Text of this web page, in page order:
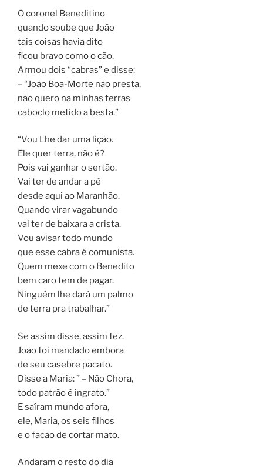
O coronel Beneditino
quando soube que João
tais coisas havia dito
ficou bravo como o cão.
Armou dois “cabras” e disse:
– “João Boa-Morte não presta,
não quero na minhas terras
caboclo metido a besta.”
“Vou Lhe dar uma lição.
Ele quer terra, não é?
Pois vai ganhar o sertão.
Vai ter de andar a pé
desde aqui ao Maranhão.
Quando virar vagabundo
vai ter de baixara a crista.
Vou avisar todo mundo
que esse cabra é comunista.
Quem mexe com o Benedito
bem caro tem de pagar.
Ninguém lhe dará um palmo
de terra pra trabalhar.”
Se assim disse, assim fez.
João foi mandado embora
de seu casebre pacato.
Disse a Maria: ” – Não Chora,
todo patrão é ingrato.”
E saíram mundo afora,
ele, Maria, os seis filhos
e o facão de cortar mato.
Andaram o resto do dia